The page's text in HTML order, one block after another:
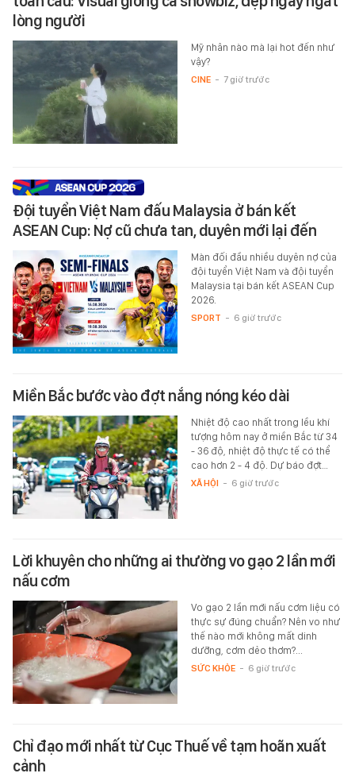
lòng người
Mỹ nhân nào mà lại hot đến như
vậy?
CINE - 7 giờ trước
Đội tuyển Việt Nam đấu Malaysia ở bán kết
ASEAN Cup: Nợ cũ chưa tan, duyên mới lại đến
Màn đối đầu nhiều duyên nợ của
đội tuyển Việt Nam và đội tuyển
Malaysia tại bán kết ASEAN Cup
2026.
SPORT - 6 giờ trước
Miền Bắc bước vào đợt nắng nóng kéo dài
Nhiệt độ cao nhất trong lều khí
tượng hôm nay ở miền Bắc từ 34
- 36 độ, nhiệt độ thực tế có thể
cao hơn 2 - 4 độ. Dự báo đợt…
XÃ HỘI - 6 giờ trước
Lời khuyên cho những ai thường vo gạo 2 lần mới
nấu cơm
Vo gạo 2 lần mới nấu cơm liệu có
thực sự đúng chuẩn? Nên vo như
thế nào mới không mất dinh
dưỡng, cơm dẻo thơm?...
SỨC KHỎE - 6 giờ trước
Chỉ đạo mới nhất từ Cục Thuế về tạm hoãn xuất
cảnh